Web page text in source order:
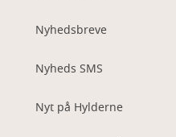
Nyhedsbreve
Nyheds SMS
Nyt på Hylderne